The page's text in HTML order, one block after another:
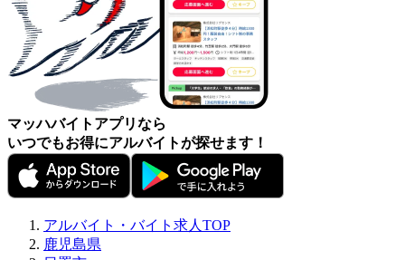
マッハバイトアプリなら
いつでもお得にアルバイトが探せます！
アルバイト・バイト求人TOP
鹿児島県